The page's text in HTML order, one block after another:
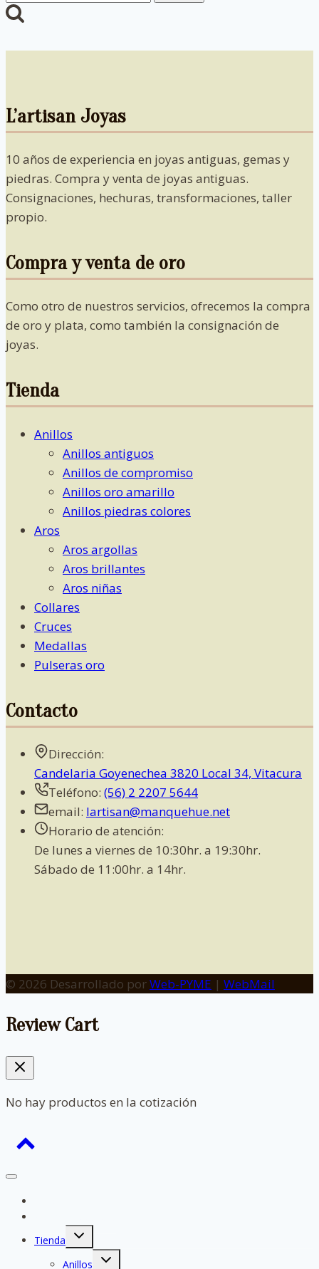
L’artisan Joyas
10 años de experiencia en joyas antiguas, gemas y
piedras. Compra y venta de joyas antiguas.
Consignaciones, hechuras, transformaciones, taller
propio.
Compra y venta de oro
Como otro de nuestros servicios, ofrecemos la compra
de oro y plata, como también la consignación de
joyas.
Tienda
Anillos
Anillos antiguos
Anillos de compromiso
Anillos oro amarillo
Anillos piedras colores
Aros
Aros argollas
Aros brillantes
Aros niñas
Collares
Cruces
Medallas
Pulseras oro
Contacto
Dirección:
Candelaria Goyenechea 3820 Local 34, Vitacura
Teléfono: (56) 2 2207 5644
email: lartisan@manquehue.net
Horario de atención:
De lunes a viernes de 10:30hr. a 19:30hr.
Sábado de 11:00hr. a 14hr.
© 2026 Desarrollado porWeb-PYME | WebMail
Review Cart
No hay productos en la cotización
Tienda
Expand
Anillos
Expand